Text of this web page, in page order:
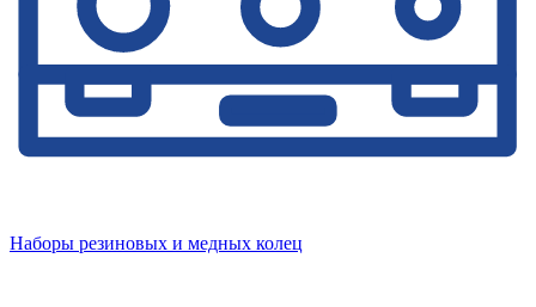
Наборы резиновых и медных колец